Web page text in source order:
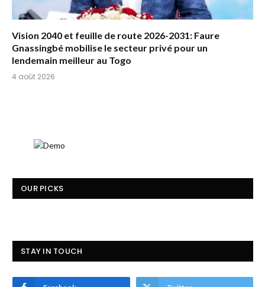
Vision 2040 et feuille de route 2026-2031: Faure
Gnassingbé mobilise le secteur privé pour un
lendemain meilleur au Togo
4 août 2026
OUR PICKS
STAY IN TOUCH